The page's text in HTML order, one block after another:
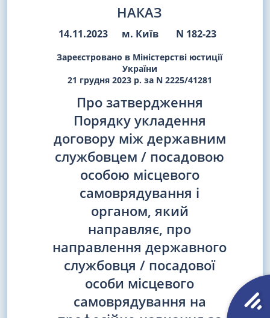
НАКАЗ
14.11.2023 м. Київ N 182-23
Зареєстровано в Міністерстві юстиції
України
21 грудня 2023 р. за N 2225/41281
Про затвердження
Порядку укладення
договору між державним
службовцем / посадовою
особою місцевого
самоврядування і
органом, який
направляє, про
направлення державного
службовця / посадової
особи місцевого
самоврядування на